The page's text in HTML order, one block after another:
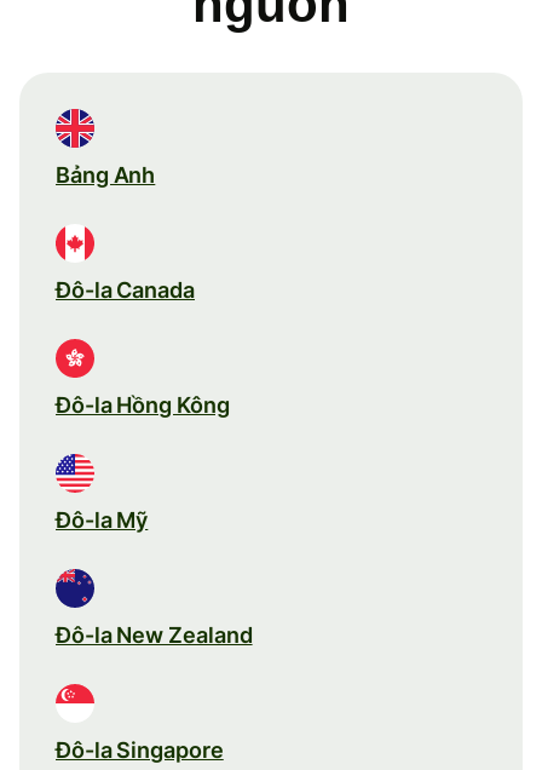
Bảng Anh
Đô-la Canada
Đô-la Hồng Kông
Đô-la Mỹ
Đô-la New Zealand
Đô-la Singapore